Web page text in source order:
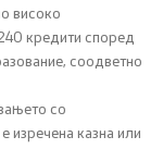
високо
кредити според
, соодветно
со
изречена казна или